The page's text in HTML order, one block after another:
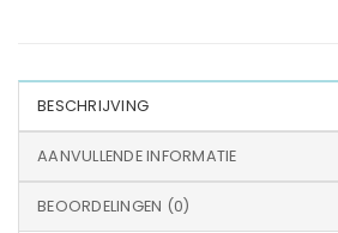
BESCHRIJVING
AANVULLENDE INFORMATIE
BEOORDELINGEN (0)